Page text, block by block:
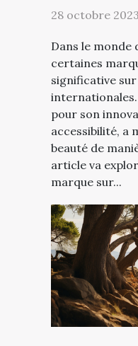
28 octobre 2023
Dans le monde
certaines
significative
pour son
accessibilité, a
beauté de
article va
marque sur...